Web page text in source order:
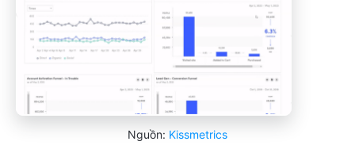
Nguồn: Kissmetrics